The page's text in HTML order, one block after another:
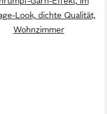
Look, dichte Qualität,
Wohnzimmer